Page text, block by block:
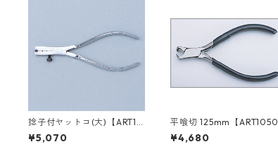
捻子付ヤットコ(大)【ART10
400】
¥5,070
平喰切 125mm【ART1050
0】
¥4,680